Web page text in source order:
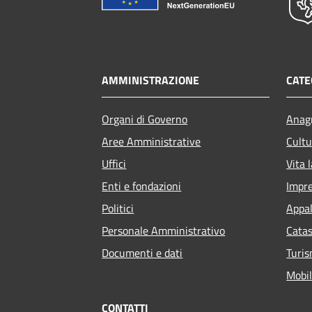
AMMINISTRAZIONE
Organi di Governo
Aree Amministrative
Uffici
Enti e fondazioni
Politici
Personale Amministrativo
Documenti e dati
Vita
CONTATTI